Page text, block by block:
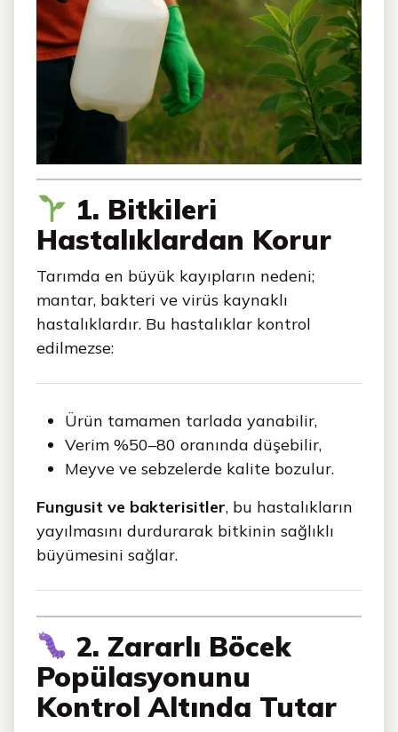
1. Bitkileri
Hastalıklardan Korur
Tarımda en büyük kayıpların nedeni;
mantar, bakteri ve virüs kaynaklı
hastalıklardır. Bu hastalıklar kontrol
edilmezse:
Ürün tamamen tarlada yanabilir,
Verim %50–80 oranında düşebilir,
Meyve ve sebzelerde kalite bozulur.
Fungusit ve bakterisitler, bu hastalıkların
yayılmasını durdurarak bitkinin sağlıklı
büyümesini sağlar.
2. Zararlı Böcek
Popülasyonunu
Kontrol Altında Tutar